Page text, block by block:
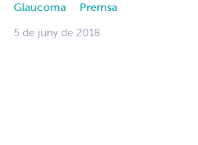
Glaucoma Premsa
5 de juny de 2018